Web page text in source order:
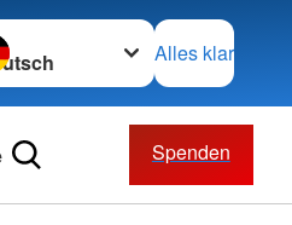
wechseln zu
Alles klar
Spenden